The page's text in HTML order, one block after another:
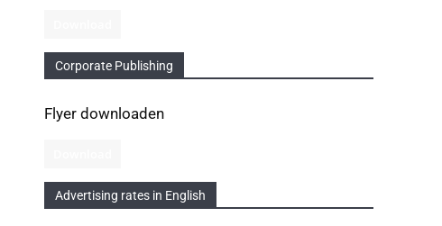
Corporate Publishing
Flyer downloaden
Advertising rates in English